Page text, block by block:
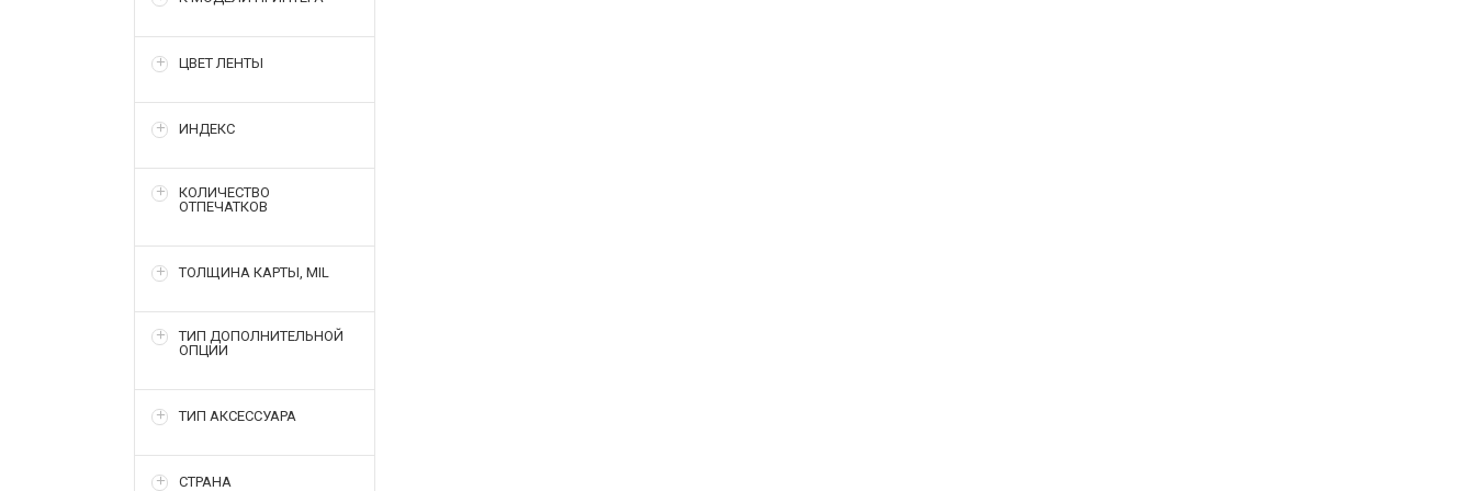
ЦВЕТ ЛЕНТЫ
ИНДЕКС
КОЛИЧЕСТВО
ОТПЕЧАТКОВ
ТОЛЩИНА КАРТЫ, MIL
ТИП ДОПОЛНИТЕЛЬНОЙ
ОПЦИИ
ТИП АКСЕССУАРА
СТРАНА